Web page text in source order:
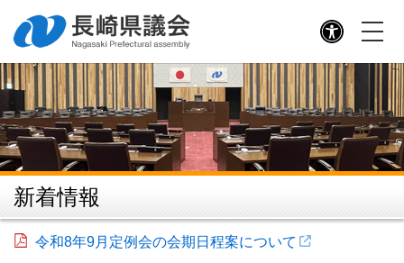
議員提案条例
予算議案書等の公表（県財政課）
県議会条例・規則
議長・副議長
議長あいさつ
議長記者会見
副議長あいさつ
新着情報
令和8年9月定例会の会期日程案について